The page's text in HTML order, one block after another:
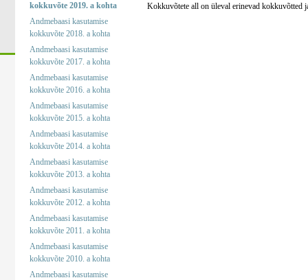
kokkuvõte 2019. a kohta
Andmebaasi kasutamise
kokkuvõte 2018. a kohta
Andmebaasi kasutamise
kokkuvõte 2017. a kohta
Andmebaasi kasutamise
kokkuvõte 2016. a kohta
Andmebaasi kasutamise
kokkuvõte 2015. a kohta
Andmebaasi kasutamise
kokkuvõte 2014. a kohta
Andmebaasi kasutamise
kokkuvõte 2013. a kohta
Andmebaasi kasutamise
kokkuvõte 2012. a kohta
Andmebaasi kasutamise
kokkuvõte 2011. a kohta
Andmebaasi kasutamise
kokkuvõte 2010. a kohta
Andmebaasi kasutamise
Kokkuvõtete all on üleval erinevad kokkuvõtted